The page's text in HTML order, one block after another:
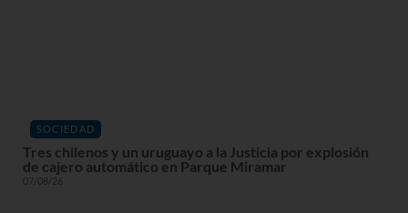
SOCIEDAD
Tres chilenos y un uruguayo a la Justicia por explosión
de cajero automático en Parque Miramar
07/08/26